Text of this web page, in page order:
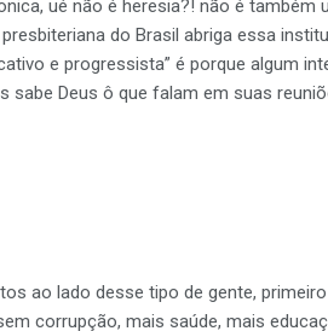
ué não é heresia?! não é também
do Brasil abriga essa
e progressista” é porque algum
Deus ô que falam em suas
ao lado desse tipo de gente, primeiro
corrupção, mais saúde, mais